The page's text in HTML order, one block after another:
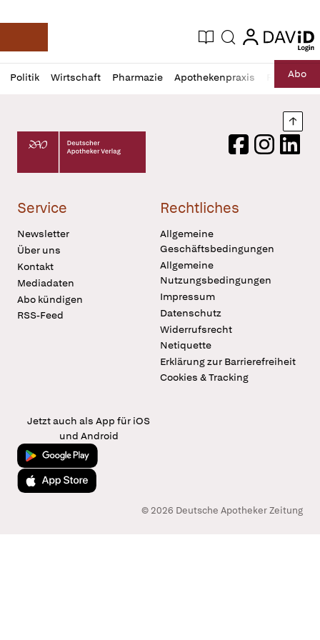
Deutsche Apotheker Zeitung
Aktuelle Ausgabe
Suche login
login
Politik Wirtschaft Pharmazie Apothekenpraxis RechtAbo
Profil
öffnen
Daz
Pur
Deutscher Apotheker Verlag Logo
FacebookInstagram
Service
Newsletter
Über uns
Kontakt
Mediadaten
Abo kündigen
RSS-Feed
Rechtliches
Allgemeine
Geschäftsbedingungen
Allgemeine
Nutzungsbedingungen
Impressum
Datenschutz
Widerrufsrecht
Netiquette
Erklärung zur Barrierefreiheit
Cookies & Tracking
Jetzt auch als App für iOS
und Android
Jetzt bei Google Play
Laden im App Store
© 2026 Deutsche Apotheker Zeitung